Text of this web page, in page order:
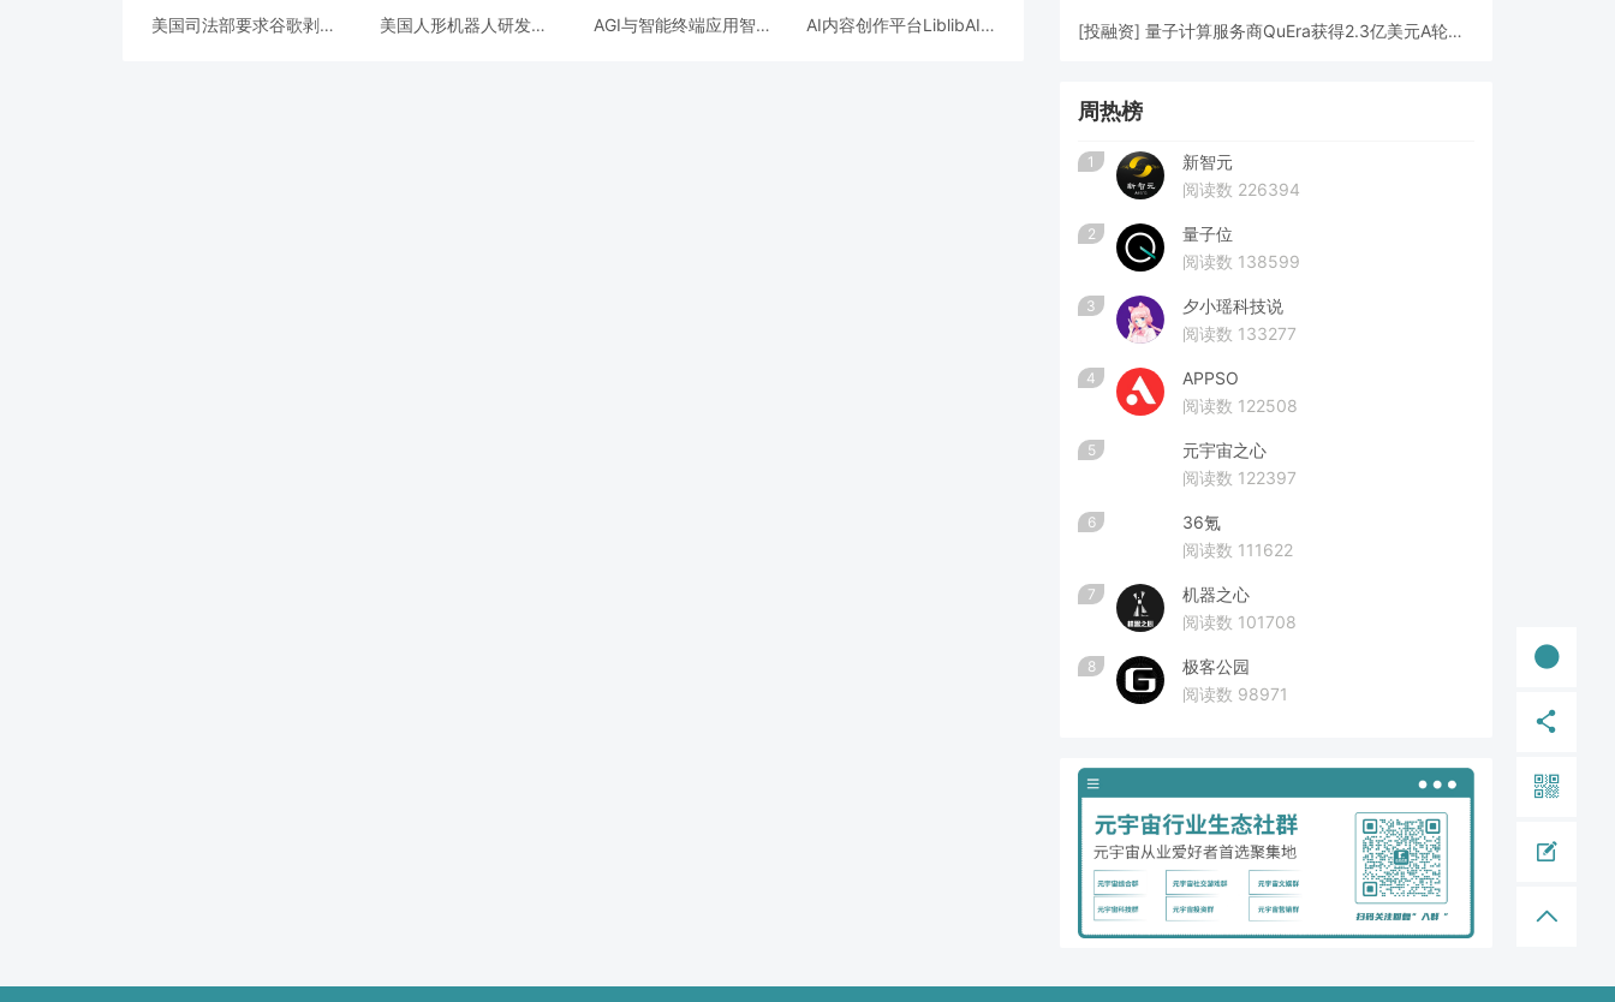
美国司法部要求谷歌剥离
美国人形机器人研发商
AGI与智能终端应用智平
AI内容创作平台LiblibAI获
[投融资] 量子计算服务商QuEra获得2.3亿美元A轮融资
周热榜
1
新智元
阅读数 226394
2
量子位
阅读数 138599
3
夕小瑶科技说
阅读数 133277
4
APPSO
阅读数 122508
5
元宇宙之心
阅读数 122397
6
36氪
阅读数 111622
7
机器之心
阅读数 101708
8
极客公园
阅读数 98971